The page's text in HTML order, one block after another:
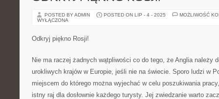
POSTED BY ADMIN POSTED ON LIP - 4 - 2025
MOŻLIWOŚĆ
WYŁĄCZONA
Odkryj piękno Rosji!
Nie ma raczej żadnych wątpliwości co do tego, że Anglia należy
urokliwych krajów w Europie, jeśli nie na świecie. Sporo ludzi w
miejscem do którego można wyjechać w celu poszukiwania
istny raj dla dosłownie każdego turysty. Jej zwiedzanie warto